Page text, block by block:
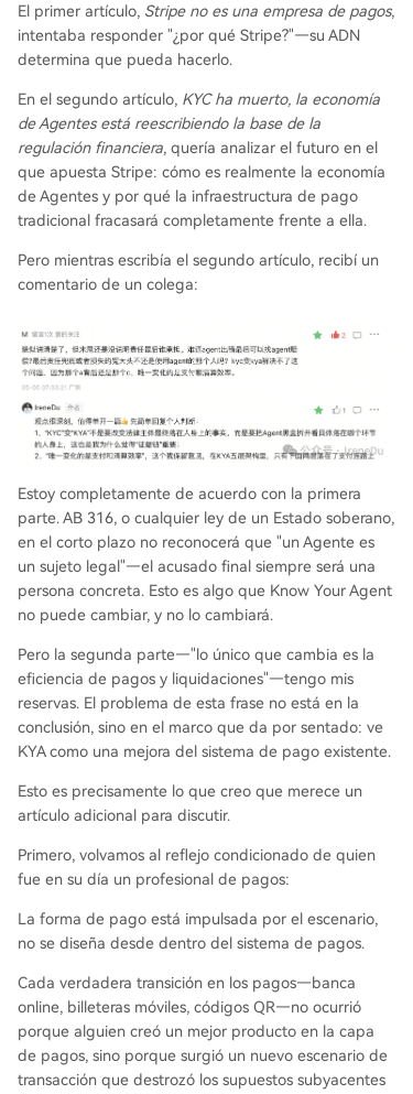
ir esta capa base. KYA no busca que los Agente
s sean sujetos legales (la responsabilidad final si
empre recaerá en una persona), sino hacer rastr
eable y verificable la responsabilidad distribuida
en una cadena compleja de múltiples actores. L
a próxima generaci
El primer artículo, Stripe no es una empresa de pagos,
intentaba responder "¿por qué Stripe?"—su ADN
determina que pueda hacerlo.
En el segundo artículo, KYC ha muerto, la economía
de Agentes está reescribiendo la base de la
regulación financiera, quería analizar el futuro en el
que apuesta Stripe: cómo es realmente la economía
de Agentes y por qué la infraestructura de pago
tradicional fracasará completamente frente a ella.
Pero mientras escribía el segundo artículo, recibí un
comentario de un colega:
Estoy completamente de acuerdo con la primera
parte. AB 316, o cualquier ley de un Estado soberano,
en el corto plazo no reconocerá que "un Agente es
un sujeto legal"—el acusado final siempre será una
persona concreta. Esto es algo que Know Your Agent
no puede cambiar, y no lo cambiará.
Pero la segunda parte—"lo único que cambia es la
eficiencia de pagos y liquidaciones"—tengo mis
reservas. El problema de esta frase no está en la
conclusión, sino en el marco que da por sentado: ve
KYA como una mejora del sistema de pago existente.
Esto es precisamente lo que creo que merece un
artículo adicional para discutir.
Primero, volvamos al reflejo condicionado de quien
fue en su día un profesional de pagos:
La forma de pago está impulsada por el escenario,
no se diseña desde dentro del sistema de pagos.
Cada verdadera transición en los pagos—banca
online, billeteras móviles, códigos QR—no ocurrió
porque alguien creó un mejor producto en la capa
de pagos, sino porque surgió un nuevo escenario de
transacción que destrozó los supuestos subyacentes